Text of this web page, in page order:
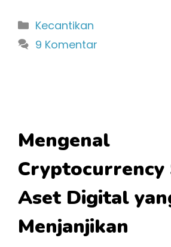
Kategori
Kecantikan
9 Komentar
Mengenal
Cryptocurrency
Aset Digital
Menjanjikan